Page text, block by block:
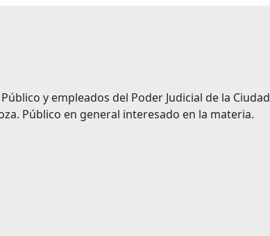
y empleados del Poder Judicial de la Ciudad
Público en general interesado en la materia.